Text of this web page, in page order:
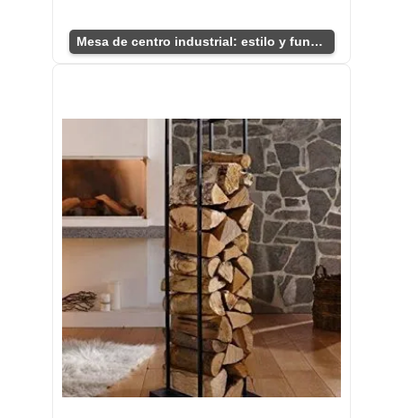
Mesa de centro industrial: estilo y funcionalidad